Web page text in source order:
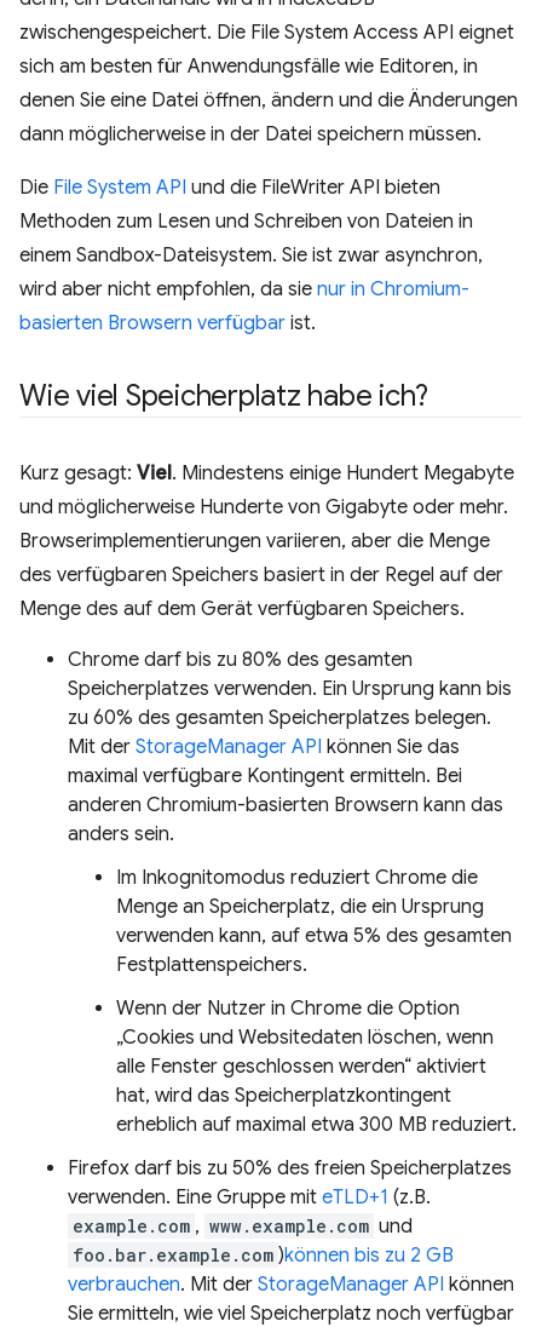
zwischengespeichert. Die File System Access API eignet
sich am besten für Anwendungsfälle wie Editoren, in
denen Sie eine Datei öffnen, ändern und die Änderungen
dann möglicherweise in der Datei speichern müssen.
Die File System API und die FileWriter API bieten
Methoden zum Lesen und Schreiben von Dateien in
einem Sandbox-Dateisystem. Sie ist zwar asynchron,
wird aber nicht empfohlen, da sie nur in Chromium-
basierten Browsern verfügbar ist.
Wie viel Speicherplatz habe ich?
Kurz gesagt: Viel. Mindestens einige Hundert Megabyte
und möglicherweise Hunderte von Gigabyte oder mehr.
Browserimplementierungen variieren, aber die Menge
des verfügbaren Speichers basiert in der Regel auf der
Menge des auf dem Gerät verfügbaren Speichers.
Chrome darf bis zu 80% des gesamten
Speicherplatzes verwenden. Ein Ursprung kann bis
zu 60% des gesamten Speicherplatzes belegen.
Mit der StorageManager API können Sie das
maximal verfügbare Kontingent ermitteln. Bei
anderen Chromium-basierten Browsern kann das
anders sein.
Im Inkognitomodus reduziert Chrome die
Menge an Speicherplatz, die ein Ursprung
verwenden kann, auf etwa 5% des gesamten
Festplattenspeichers.
Wenn der Nutzer in Chrome die Option
„Cookies und Websitedaten löschen, wenn
alle Fenster geschlossen werden“ aktiviert
hat, wird das Speicherplatzkontingent
erheblich auf maximal etwa 300 MB reduziert.
Firefox darf bis zu 50% des freien Speicherplatzes
verwenden. Eine Gruppe mit eTLD+1 (z.B.
example.com , www.example.com und
foo.bar.example.com )können bis zu 2 GB
verbrauchen. Mit der StorageManager API können
Sie ermitteln, wie viel Speicherplatz noch verfügbar